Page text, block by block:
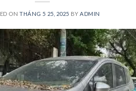
ONTHÁNG 5 25, 2025 BY ADMIN